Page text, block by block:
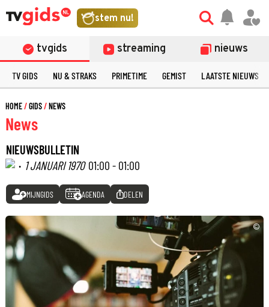
stem nu!
tvgids streaming nieuws
TV GIDS NU & STRAKS PRIMETIME GEMIST LAATSTE NIEUWS
HOME GIDS NEWS
News
NIEUWSBULLETIN
· 1 JANUARI 1970 01:00 - 01:00
MIJNGIDS AGENDA DELEN
©